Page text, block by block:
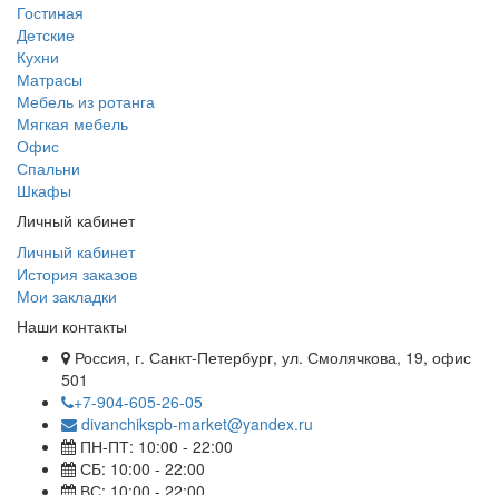
Гостиная
Детские
Кухни
Матрасы
Мебель из ротанга
Мягкая мебель
Офис
Спальни
Шкафы
Личный кабинет
Личный кабинет
История заказов
Мои закладки
Наши контакты
Россия, г. Санкт-Петербург, ул. Смолячкова, 19, офис
501
+7-904-605-26-05
divanchikspb-market@yandex.ru
ПН-ПТ: 10:00 - 22:00
СБ: 10:00 - 22:00
ВС: 10:00 - 22:00